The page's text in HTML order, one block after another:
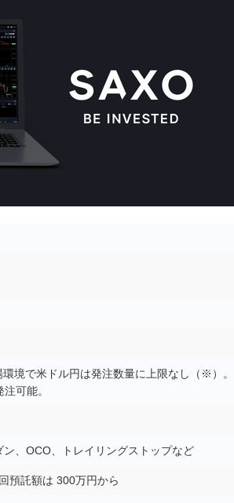
境で米ドル円は発注数量に上限なし（※）。
可能。
、OCO、トレイリングストップなど
預託額は 300万円から